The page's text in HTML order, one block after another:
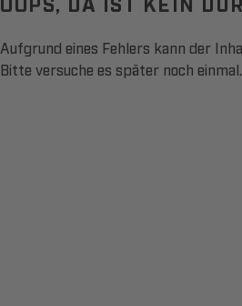
Aufgrund eines Fehlers kann der
Bitte versuche es später noch einmal.